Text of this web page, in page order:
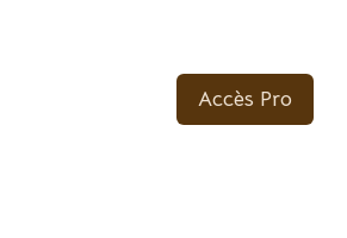
Accès Pro